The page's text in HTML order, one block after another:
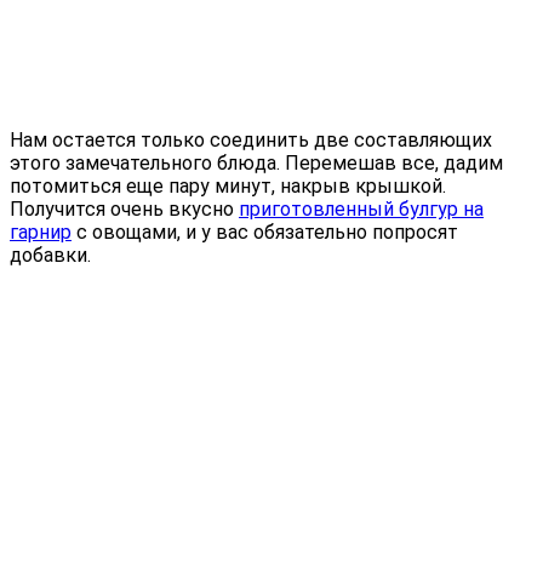
Нам остается только соединить две составляющих
этого замечательного блюда. Перемешав все, дадим
потомиться еще пару минут, накрыв крышкой.
Получится очень вкусно приготовленный булгур на
гарнир с овощами, и у вас обязательно попросят
добавки.